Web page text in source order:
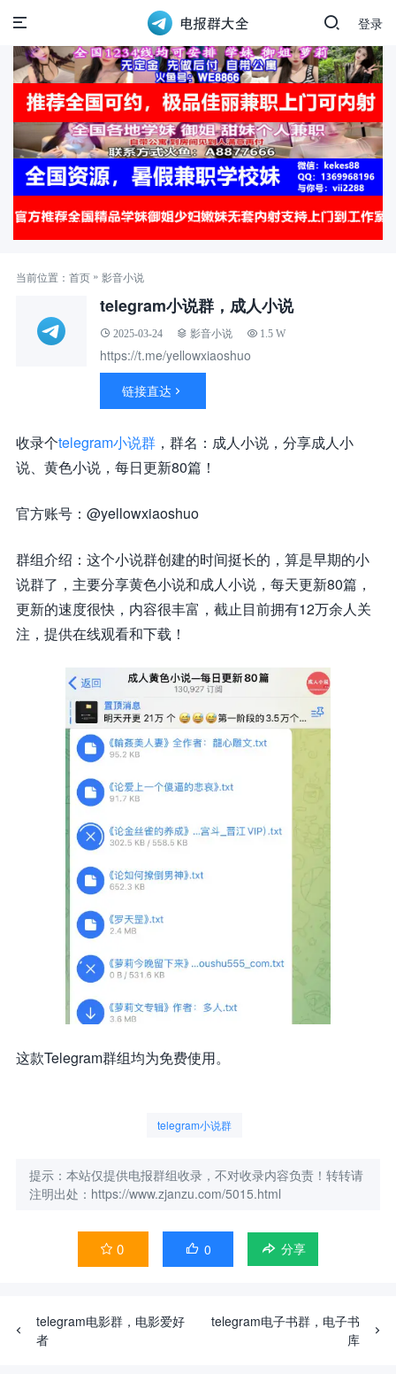
登录
当前位置： 首页 » 影音小说
telegram小说群，成人小说
2025-03-24 影音小说 1.5 W
https://t.me/yellowxiaoshuo
链接直达 
收录个telegram小说群 ，群名：成人小说，分享成人小
说、黄色小说，每日更新80篇！
官方账号：@yellowxiaoshuo
群组介绍：这个小说群创建的时间挺长的，算是早期的小
说群了，主要分享黄色小说和成人小说，每天更新80篇，
更新的速度很快，内容很丰富，截止目前拥有12万余人关
注，提供在线观看和下载！
这款Telegram群组均为免费使用。
telegram小说群
提示：本站仅提供电报群组收录，不对收录内容负责！转转请
注明出处：https://www.zjanzu.com/5015.html
 0  0 分享
telegram电影群，电影爱好
者
telegram电子书群，电子书
库